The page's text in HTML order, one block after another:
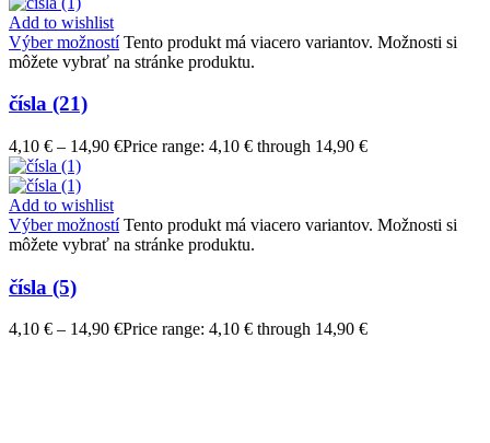
Add to wishlist
Výber možností Tento produkt má viacero variantov. Možnosti si
môžete vybrať na stránke produktu.
čísla (21)
4,10 € – 14,90 €Price range: 4,10 € through 14,90 €
Add to wishlist
Výber možností Tento produkt má viacero variantov. Možnosti si
môžete vybrať na stránke produktu.
čísla (5)
4,10 € – 14,90 €Price range: 4,10 € through 14,90 €